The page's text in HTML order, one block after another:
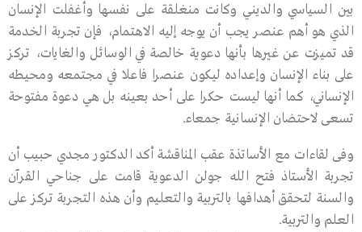
بين السياسي والديني وكانت منغلقة على نفسها وأغفلت الإنسان
الذي هو أهم عنصر يجب أن يوجه إليه الاهتمام، فإن تجربة الخدمة
قد تميزت عن غيرها بأنها دعوية خالصة في الوسائل والغايات، تركز
على بناء الإنسان وإعداده ليكون عنصرا فاعلا في مجتمعه ومحيطه
الإنساني، كما أنها ليست حكرا على أحد بعينه بل هي دعوة مفتوحة
تسعى لاحتضان الإنسانية جمعاء.
وفى لقاءات مع الأساتذة عقب المناقشة أكد الدكتور مجدي حبيب أن
تجربة الأستاذ فتح الله جولن الدعوية قامت على جناحي القرآن
والسنة لتحقق أهدافها بالتربية والتعليم وأن هذه التجربة تركز على
العلم والتربية.